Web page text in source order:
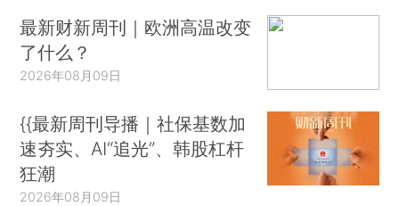
最新财新周刊｜欧洲高温改变
了什么？
2026年08月09日
{{最新周刊导播｜社保基数加
速夯实、AI“追光”、韩股杠杆
狂潮
2026年08月09日